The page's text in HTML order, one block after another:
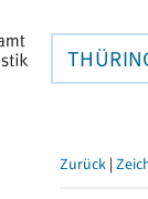
Zurück |